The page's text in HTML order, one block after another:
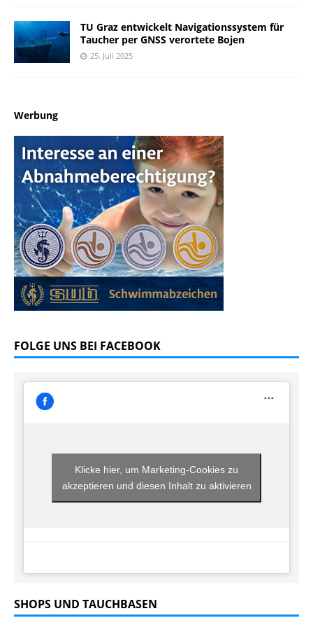
TU Graz entwickelt Navigationssystem für
Taucher per GNSS verortete Bojen
25. Juli 2025
Werbung
FOLGE UNS BEI FACEBOOK
Klicke hier, um Marketing-Cookies zu
akzeptieren und diesen Inhalt zu aktivieren
SHOPS UND TAUCHBASEN